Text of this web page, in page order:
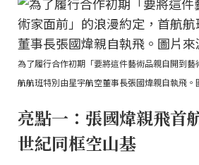
為了履行合作初期「要將這件藝術品親自開到
航航班特別由星宇航空董事長張國煒親自執飛
亮點一：張國煒親飛首
世紀同框空山基